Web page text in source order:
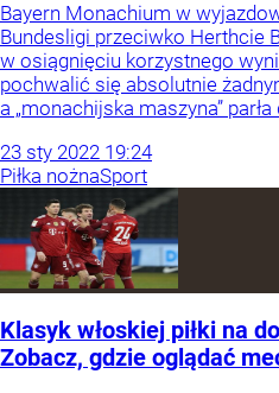
Bayern Monachium w
Bundesligi przeciwko Herthcie
w osiągnięciu korzystnego
pochwalić się absolutnie
a „monachijska maszyna” parła
23 sty 2022 19:24
Piłka nożnaSport
Klasyk włoskiej piłki na
Zobacz, gdzie oglądać